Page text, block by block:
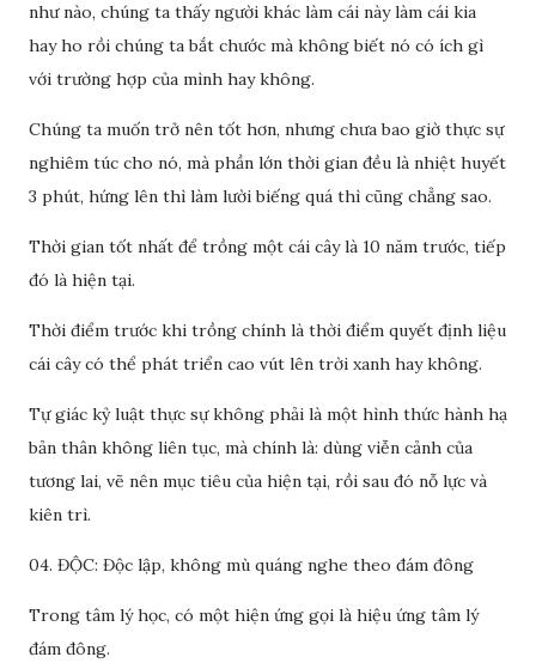
như nào, chúng ta thấy người khác làm cái này làm cái kia
hay ho rồi chúng ta bắt chước mà không biết nó có ích gì
với trường hợp của mình hay không.
Chúng ta muốn trở nên tốt hơn, nhưng chưa bao giờ thực sự
nghiêm túc cho nó, mà phần lớn thời gian đều là nhiệt huyết
3 phút, hứng lên thì làm lười biếng quá thì cũng chẳng sao.
Thời gian tốt nhất để trồng một cái cây là 10 năm trước, tiếp
đó là hiện tại.
Thời điểm trước khi trồng chính là thời điểm quyết định liệu
cái cây có thể phát triển cao vút lên trời xanh hay không.
Tự giác kỷ luật thực sự không phải là một hình thức hành hạ
bản thân không liên tục, mà chính là: dùng viễn cảnh của
tương lai, vẽ nên mục tiêu của hiện tại, rồi sau đó nỗ lực và
kiên trì.
04. ĐỘC: Độc lập, không mù quáng nghe theo đám đông
Trong tâm lý học, có một hiện ứng gọi là hiệu ứng tâm lý
đám đông.